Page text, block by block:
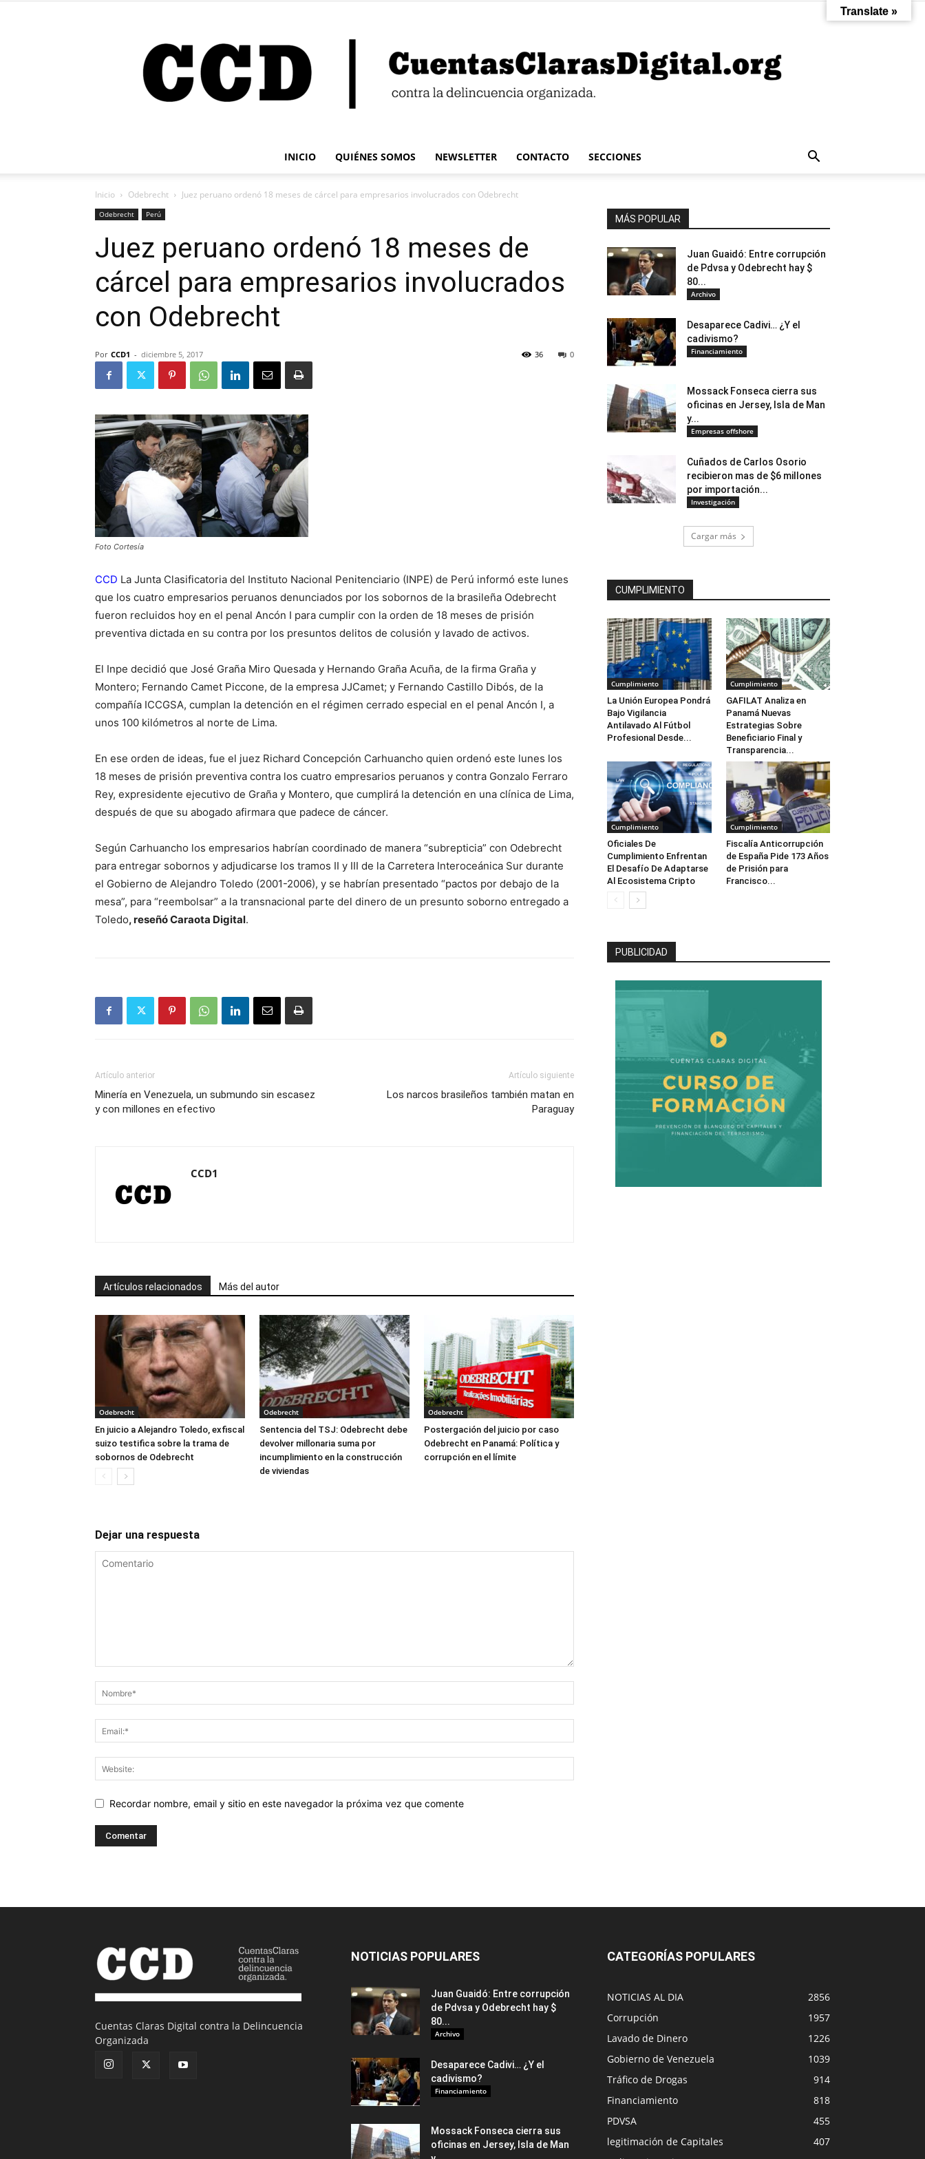
INICIO QUIÉNES SOMOS NEWSLETTER CONTACTO SECCIONES
Inicio Odebrecht Juez peruano ordenó 18 meses de cárcel para empresarios involucrados con Odebrecht
Odebrecht Perú
Juez peruano ordenó 18 meses de
cárcel para empresarios involucrados
con Odebrecht
Por CCD1 - diciembre 5, 2017 0
36
Foto Cortesía
CCD La Junta Clasificatoria del Instituto Nacional Penitenciario (INPE) de Perú informó este lunes
que los cuatro empresarios peruanos denunciados por los sobornos de la brasileña Odebrecht
fueron recluidos hoy en el penal Ancón I para cumplir con la orden de 18 meses de prisión
preventiva dictada en su contra por los presuntos delitos de colusión y lavado de activos.
El Inpe decidió que José Graña Miro Quesada y Hernando Graña Acuña, de la firma Graña y
Montero; Fernando Camet Piccone, de la empresa JJCamet; y Fernando Castillo Dibós, de la
compañía ICCGSA, cumplan la detención en el régimen cerrado especial en el penal Ancón I, a
unos 100 kilómetros al norte de Lima.
En ese orden de ideas, fue el juez Richard Concepción Carhuancho quien ordenó este lunes los
18 meses de prisión preventiva contra los cuatro empresarios peruanos y contra Gonzalo Ferraro
Rey, expresidente ejecutivo de Graña y Montero, que cumplirá la detención en una clínica de Lima,
después de que su abogado afirmara que padece de cáncer.
Según Carhuancho los empresarios habrían coordinado de manera “subrepticia” con Odebrecht
para entregar sobornos y adjudicarse los tramos II y III de la Carretera Interoceánica Sur durante
el Gobierno de Alejandro Toledo (2001-2006), y se habrían presentado “pactos por debajo de la
mesa”, para “reembolsar” a la transnacional parte del dinero de un presunto soborno entregado a
Toledo, reseñó Caraota Digital.
Artículo anterior
Minería en Venezuela, un submundo sin escasez
y con millones en efectivo
Artículo siguiente
Los narcos brasileños también matan en
Paraguay
CCD1
Artículos relacionados Más del autor
Odebrecht
En juicio a Alejandro Toledo, exfiscal
suizo testifica sobre la trama de
sobornos de Odebrecht
Odebrecht
Sentencia del TSJ: Odebrecht debe
devolver millonaria suma por
incumplimiento en la construcción
de viviendas
Odebrecht
Postergación del juicio por caso
Odebrecht en Panamá: Política y
corrupción en el límite
Dejar una respuesta
Recordar nombre, email y sitio en este navegador la próxima vez que comente
MÁS POPULAR
Juan Guaidó: Entre corrupción
de Pdvsa y Odebrecht hay $
80...
Archivo
Desaparece Cadivi… ¿Y el
cadivismo?
Financiamiento
Mossack Fonseca cierra sus
oficinas en Jersey, Isla de Man
y...
Empresas offshore
Cuñados de Carlos Osorio
recibieron mas de $6 millones
por importación...
Investigación
Cargar más
CUMPLIMIENTO
Cumplimiento
La Unión Europea Pondrá
Bajo Vigilancia
Antilavado Al Fútbol
Profesional Desde...
Cumplimiento
GAFILAT Analiza en
Panamá Nuevas
Estrategias Sobre
Beneficiario Final y
Transparencia...
Cumplimiento
Oficiales De
Cumplimiento Enfrentan
El Desafío De Adaptarse
Al Ecosistema Cripto
Cumplimiento
Fiscalía Anticorrupción
de España Pide 173 Años
de Prisión para
Francisco...
PUBLICIDAD
Cuentas Claras Digital contra la Delincuencia
Organizada
NOTICIAS POPULARES
Juan Guaidó: Entre corrupción
de Pdvsa y Odebrecht hay $
80...
Archivo
Desaparece Cadivi… ¿Y el
cadivismo?
Financiamiento
Mossack Fonseca cierra sus
oficinas en Jersey, Isla de Man
CATEGORÍAS POPULARES
NOTICIAS AL DIA
2856
Corrupción
1957
Lavado de Dinero
1226
Gobierno de Venezuela
1039
Tráfico de Drogas
914
Financiamiento
818
PDVSA
455
legitimación de Capitales
407
Translate »